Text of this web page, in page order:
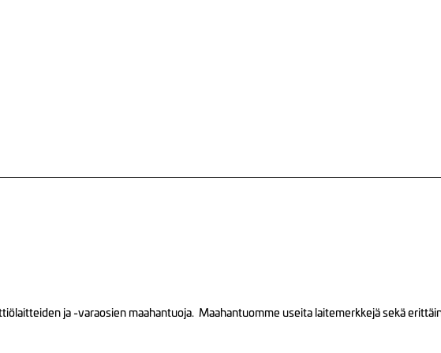
ja -varaosien maahantuoja. Maahantuomme useita laitemerkkejä sekä